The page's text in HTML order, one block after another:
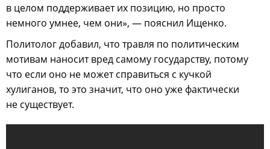
в целом поддерживает их позицию, но просто
немного умнее, чем они», — пояснил Ищенко.
Политолог добавил, что травля по политическим
мотивам наносит вред самому государству, потому
что если оно не может справиться с кучкой
хулиганов, то это значит, что оно уже фактически
не существует.